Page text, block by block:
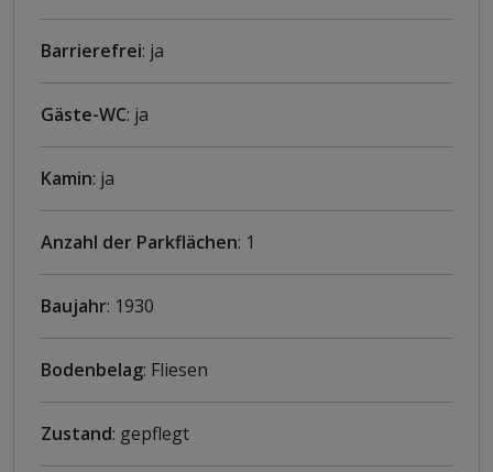
Barrierefrei: ja
Gäste-WC: ja
Kamin: ja
Anzahl der Parkflächen: 1
Baujahr: 1930
Bodenbelag: Fliesen
Zustand: gepflegt